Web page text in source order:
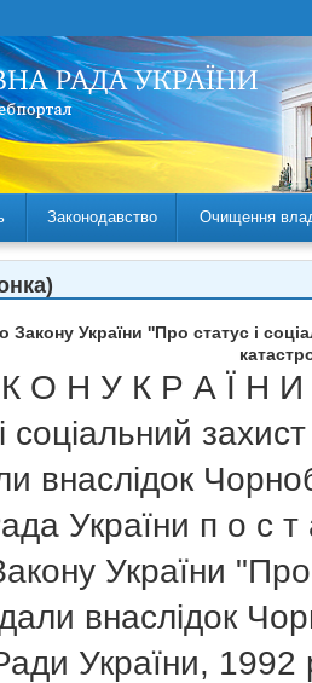
Законодавство Очищення
Закону України ''Про статус і
К О Н У К Р А Ї Н
соціальний
внаслідок
України п о с
України
внаслідок
України,